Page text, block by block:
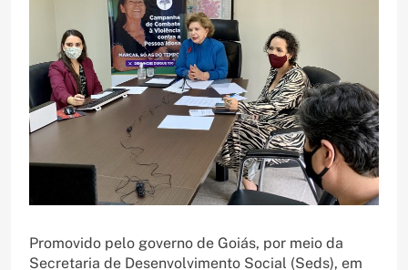
Promovido pelo ​governo de Goiás, por meio da
Secretaria de Desenvolvimento Social (Seds), em